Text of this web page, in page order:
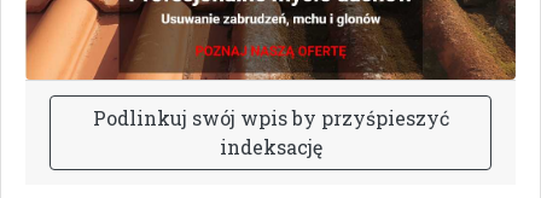
Podlinkuj swój wpisby przyśpieszyć
indeksację